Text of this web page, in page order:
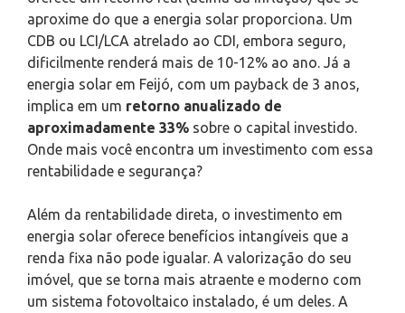
aproxime do que a energia solar proporciona. Um
CDB ou LCI/LCA atrelado ao CDI, embora seguro,
dificilmente renderá mais de 10-12% ao ano. Já a
energia solar em Feijó, com um payback de 3 anos,
implica em um retorno anualizado de
aproximadamente 33% sobre o capital investido.
Onde mais você encontra um investimento com essa
rentabilidade e segurança?
Além da rentabilidade direta, o investimento em
energia solar oferece benefícios intangíveis que a
renda fixa não pode igualar. A valorização do seu
imóvel, que se torna mais atraente e moderno com
um sistema fotovoltaico instalado, é um deles. A